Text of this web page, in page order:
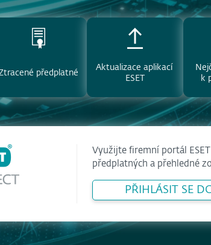
předplatné
Aktualizace aplikací
ESET
k
Využijte firemní portál
předplatných a přehledné
PŘIHLÁSIT SE